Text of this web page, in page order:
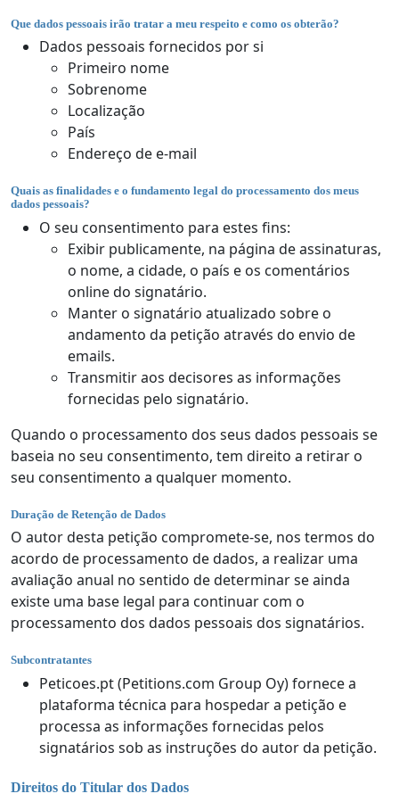
Que dados pessoais irão tratar a meu respeito e como os obterão?
Dados pessoais fornecidos por si
Primeiro nome
Sobrenome
Localização
País
Endereço de e-mail
Quais as finalidades e o fundamento legal do processamento dos meus
dados pessoais?
O seu consentimento para estes fins:
Exibir publicamente, na página de assinaturas,
o nome, a cidade, o país e os comentários
online do signatário.
Manter o signatário atualizado sobre o
andamento da petição através do envio de
emails.
Transmitir aos decisores as informações
fornecidas pelo signatário.
Quando o processamento dos seus dados pessoais se
baseia no seu consentimento, tem direito a retirar o
seu consentimento a qualquer momento.
Duração de Retenção de Dados
O autor desta petição compromete-se, nos termos do
acordo de processamento de dados, a realizar uma
avaliação anual no sentido de determinar se ainda
existe uma base legal para continuar com o
processamento dos dados pessoais dos signatários.
Subcontratantes
Peticoes.pt (Petitions.com Group Oy) fornece a
plataforma técnica para hospedar a petição e
processa as informações fornecidas pelos
signatários sob as instruções do autor da petição.
Direitos do Titular dos Dados